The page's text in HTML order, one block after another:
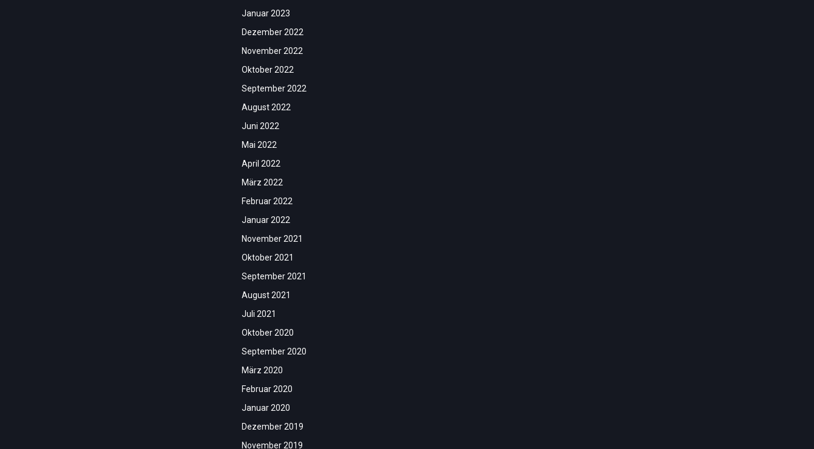
Januar 2023
Dezember 2022
November 2022
Oktober 2022
September 2022
August 2022
Juni 2022
Mai 2022
April 2022
März 2022
Februar 2022
Januar 2022
November 2021
Oktober 2021
September 2021
August 2021
Juli 2021
Oktober 2020
September 2020
März 2020
Februar 2020
Januar 2020
Dezember 2019
November 2019